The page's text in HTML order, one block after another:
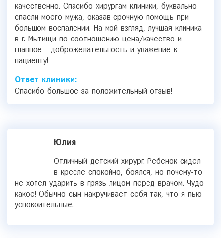
качественно. Спасибо хирургам клиники, буквально
спасли моего мужа, оказав срочную помощь при
большом воспалении. На мой взгляд, лучшая клиника
в г. Мытищи по соотношению цена/качество и
главное - доброжелательность и уважение к
пациенту!
Ответ клиники:
Спасибо большое за положительный отзыв!
Юлия
Отличный детский хирург. Ребенок сидел
в кресле спокойно, боялся, но почему-то
не хотел ударить в грязь лицом перед врачом. Чудо
какое! Обычно сын накручивает себя так, что я пью
успокоительные.